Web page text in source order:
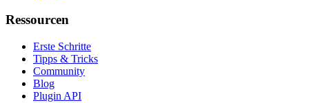
Ressourcen
Erste Schritte
Tipps & Tricks
Community
Blog
Plugin API